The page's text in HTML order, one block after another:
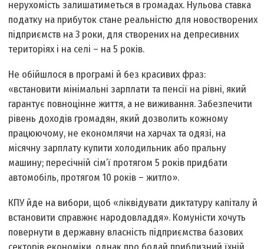
нерухомість залишатиметься в громадах. Нульова ставка
податку на прибуток стане реальністю для новостворених
підприємств на 3 роки, для створених на депресивних
територіях і на селі – на 5 років.
Не обійшлося в програмі й без красивих фраз:
«встановити мінімальні зарплати та пенсії на рівні, який
гарантує повноцінне життя, а не виживання. Забезпечити
рівень доходів громадян, який дозволить кожному
працюючому, не економлячи на харчах та одязі, на
місячну зарплату купити холодильник або пральну
машину; пересічній сім’ї протягом 5 років придбати
автомобіль, протягом 10 років – житло».
КПУ йде на вибори, щоб «ліквідувати диктатуру капіталу й
встановити справжнє народовладдя». Комуністи хочуть
повернути в державну власність підприємства базових